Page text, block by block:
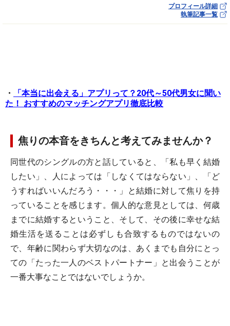
プロフィール詳細
執筆記事一覧
・
「本当に出会える」アプリって？20代～50代男女に聞い
た！ おすすめのマッチングアプリ徹底比較
焦りの本音をきちんと考えてみませんか？
同世代のシングルの方と話していると、「私も早く結婚
したい」、人によっては「しなくてはならない」、「ど
うすればいいんだろう・・・」と結婚に対して焦りを持
っていることを感じます。個人的な意見としては、何歳
までに結婚するということ、そして、その後に幸せな結
婚生活を送ることは必ずしも合致するものではないの
で、年齢に関わらず大切なのは、あくまでも自分にとっ
ての「たった一人のベストパートナー」と出会うことが
一番大事なことではないでしょうか。